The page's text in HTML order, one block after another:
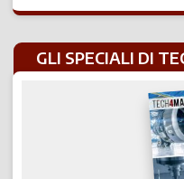
GLI SPECIALI DI